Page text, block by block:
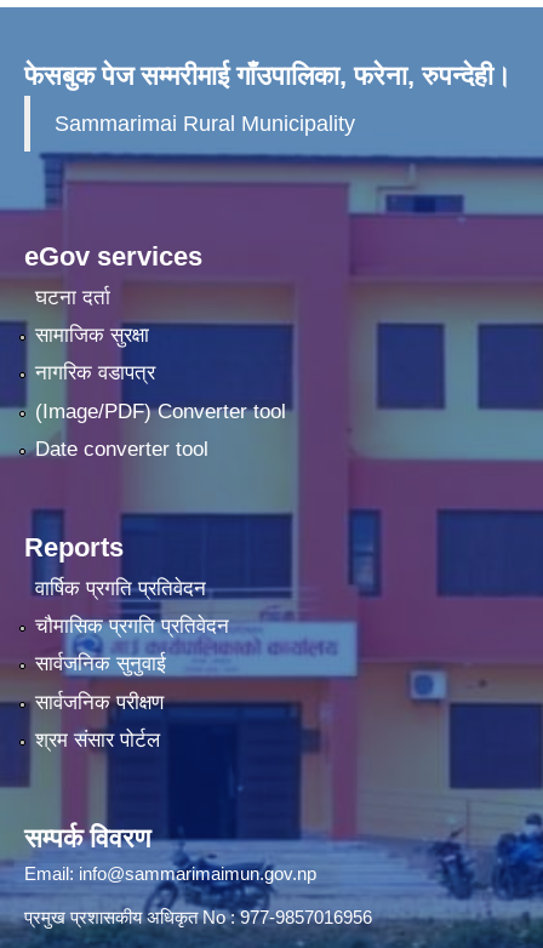
फेसबुक पेज सम्मरीमाई गाँउपालिका, फरेना, रुपन्देही।
Sammarimai Rural Municipality
eGov services
घटना दर्ता
सामाजिक सुरक्षा
नागरिक वडापत्र
(Image/PDF) Converter tool
Date converter tool
Reports
वार्षिक प्रगति प्रतिवेदन
चौमासिक प्रगति प्रतिवेदन
सार्वजनिक सुनुवाई
सार्वजनिक परीक्षण
श्रम संसार पोर्टल
सम्पर्क विवरण
Email: info@sammarimaimun.gov.np
प्रमुख प्रशासकीय अधिकृत No : 977-9857016956